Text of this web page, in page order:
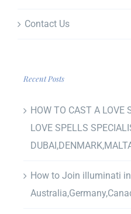
Contact Us
Recent Posts
HOW TO CAST A LOVE
LOVE SPELLS
How to Join illuminati in